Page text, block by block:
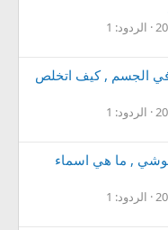
الردود: 1
الجسم , كيف اتخلص
الردود: 1
, ما هي اسماء
الردود: 1